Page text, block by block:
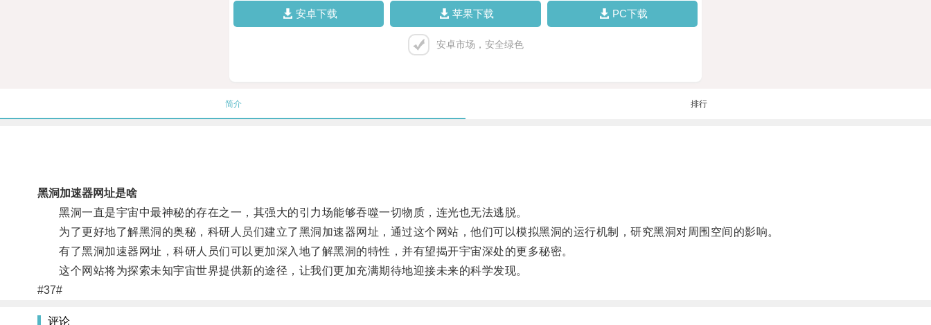
安卓下载 苹果下载 PC下载
安卓市场，安全绿色
简介 排行
黑洞加速器网址是啥
黑洞一直是宇宙中最神秘的存在之一，其强大的引力场能够吞噬一切物质，连光也无法逃脱。
为了更好地了解黑洞的奥秘，科研人员们建立了黑洞加速器网址，通过这个网站，他们可以模拟黑洞的运行机制，研究黑洞对周围空间的影响。
有了黑洞加速器网址，科研人员们可以更加深入地了解黑洞的特性，并有望揭开宇宙深处的更多秘密。
这个网站将为探索未知宇宙世界提供新的途径，让我们更加充满期待地迎接未来的科学发现。
#37#
评论